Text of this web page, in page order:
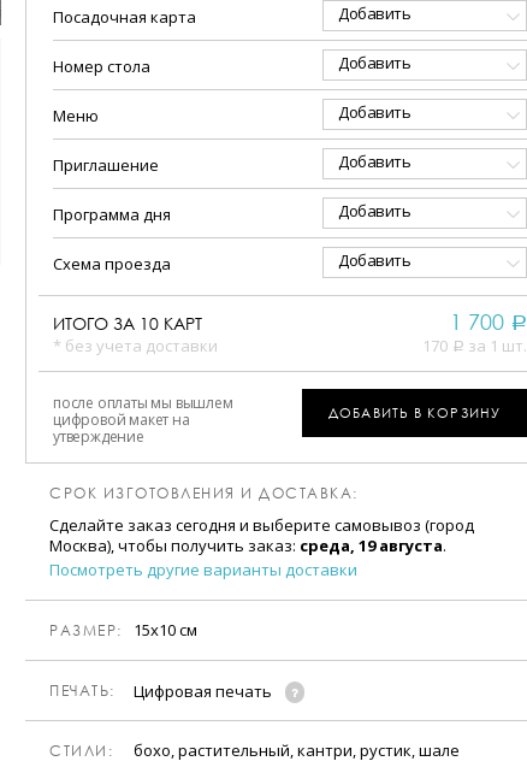
Посадочная карта Добавить
Номер стола Добавить
Меню Добавить
Приглашение Добавить
Программа дня Добавить
Схема проезда Добавить
ИТОГО ЗА 10 КАРТ
* без учета доставки
1 700 a
170 a за 1 шт.
после оплаты мы вышлем
цифровой макет на
утверждение
ДОБАВИТЬ В КОРЗИНУ
СРОК ИЗГОТОВЛЕНИЯ И ДОСТАВКА:
Сделайте заказ сегодня и выберите самовывоз (город
Москва), чтобы получить заказ: среда, 19 августа.
Посмотреть другие варианты доставки
РАЗМЕР: 15х10 см
ПЕЧАТЬ: Цифровая печать
CТИЛИ: бохо, растительный, кантри, рустик, шале